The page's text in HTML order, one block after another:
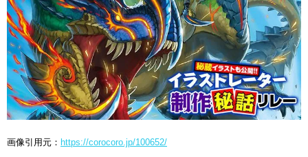
画像引用元： https://corocoro.jp/100652/